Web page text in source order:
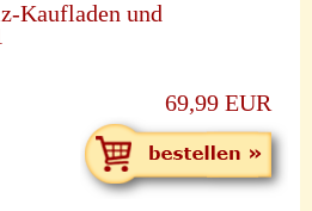
Kaufladen und
69,99 EUR